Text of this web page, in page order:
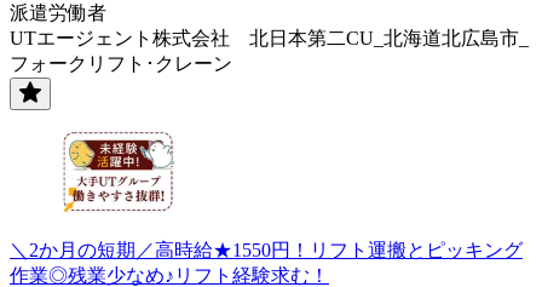
派遣労働者
UTエージェント株式会社 北日本第二CU_北海道北広島市_
フォークリフト･クレーン
＼2か月の短期／高時給★1550円！リフト運搬とピッキング
作業◎残業少なめ♪リフト経験求む！